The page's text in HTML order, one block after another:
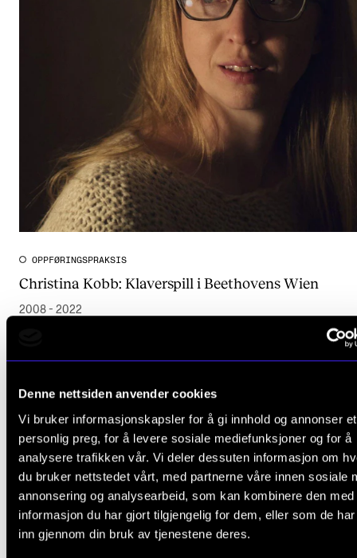
Denne nettsiden anvender cookies
Vi bruker informasjonskapsler for å gi innhold og annonser et
personlig preg, for å levere sosiale mediefunksjoner og for å
analysere trafikken vår. Vi deler dessuten informasjon om
du bruker nettstedet vårt, med partnerne våre innen sosiale
annonsering og analysearbeid, som kan kombinere den med
informasjon du har gjort tilgjengelig for dem, eller som de
inn gjennom din bruk av tjenestene deres.
OPPFØRINGSPRAKSIS
Christina Kobb: Klaverspill i Beethovens Wien
2008 - 2022